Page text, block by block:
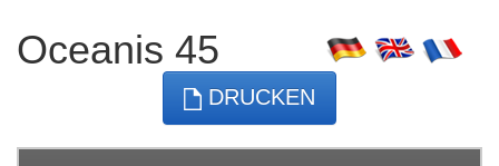
Oceanis 45
DRUCKEN